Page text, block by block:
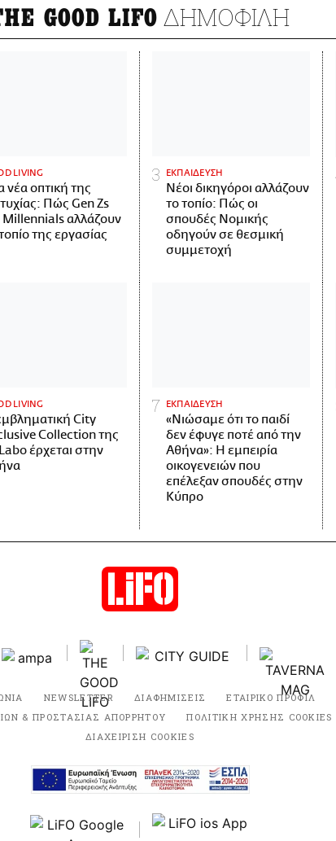
GOOD LIFO ΔΗΜΟΦΙΛΗ
LIVING
νέα οπτική της
Πώς Gen Zs
Millennials αλλάζουν
της εργασίας
ΕΚΠΑΙΔΕΥΣΗ
Νέοι δικηγόροι αλλάζουν
το τοπίο: Πώς οι
σπουδές Νομικής
οδηγούν σε θεσμική
συμμετοχή
LIVING
City
Collection της
έρχεται στην
ΕΚΠΑΙΔΕΥΣΗ
«Νιώσαμε ότι το παιδί
δεν έφυγε ποτέ από την
Αθήνα»: Η εμπειρία
οικογενειών που
επέλεξαν σπουδές στην
Κύπρο
NEWSLETTER ΔΙΑΦΗΜΙΣΕΙΣ ΕΤΑΙΡΙΚΟ ΠΡΟΦΙΛ
& ΠΡΟΣΤΑΣΙΑΣ ΑΠΟΡΡΗΤΟΥ
ΠΟΛΙΤΙΚΗ ΧΡΗΣΗΣ COOKIES
ΔΙΑΧΕΙΡΙΣΗ COOKIES